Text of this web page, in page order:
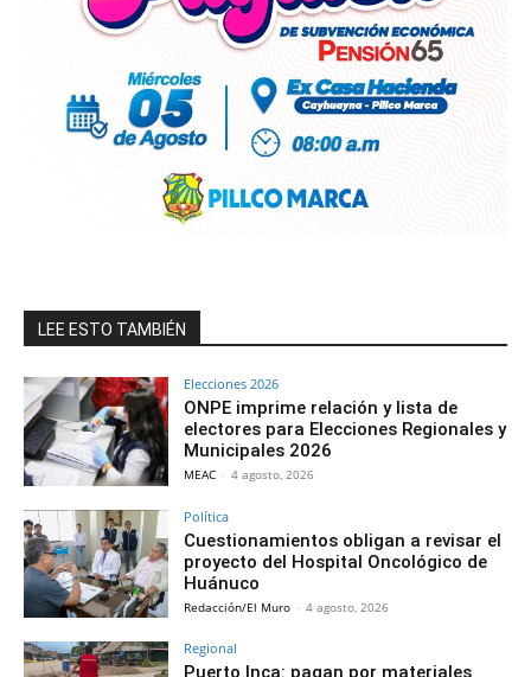
LEE ESTO TAMBIÉN
Elecciones 2026
ONPE imprime relación y lista de
electores para Elecciones Regionales y
Municipales 2026
MEAC - 4 agosto, 2026
Política
Cuestionamientos obligan a revisar el
proyecto del Hospital Oncológico de
Huánuco
Redacción/El Muro - 4 agosto, 2026
Regional